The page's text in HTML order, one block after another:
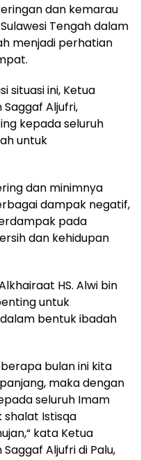
dan kemarau
Tengah dalam
menjadi perhatian
situasi ini, Ketua
Saggaf Aljufri,
kepada seluruh
untuk
dan minimnya
dampak negatif,
pada
dan kehidupan
HS. Alwi bin
untuk
bentuk ibadah
bulan ini kita
maka dengan
seluruh Imam
shalat Istisqa
kata Ketua
Aljufri di Palu,